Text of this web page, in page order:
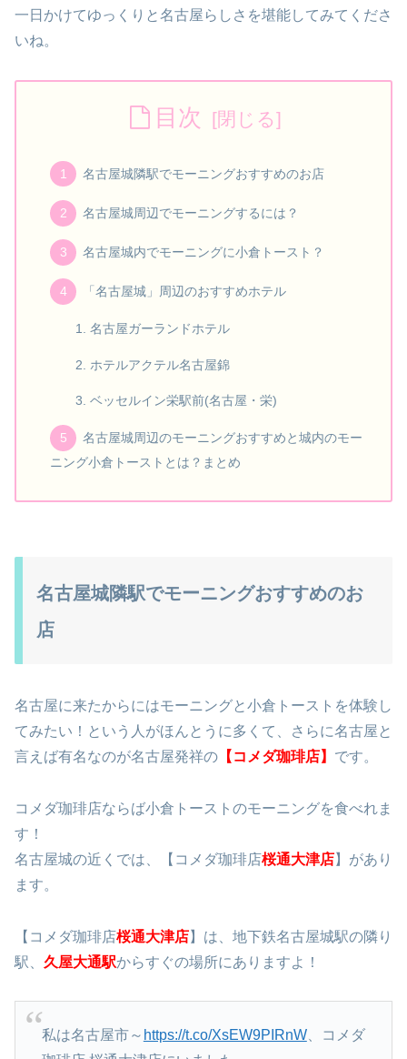
一日かけてゆっくりと名古屋らしさを堪能してみてくださ
いね。
目次
名古屋城隣駅でモーニングおすすめのお店
名古屋城周辺でモーニングするには？
名古屋城内でモーニングに小倉トースト？
「名古屋城」周辺のおすすめホテル
名古屋ガーランドホテル
ホテルアクテル名古屋錦
ベッセルイン栄駅前(名古屋・栄)
名古屋城周辺のモーニングおすすめと城内のモー
ニング小倉トーストとは？まとめ
名古屋城隣駅でモーニングおすすめのお
店
名古屋に来たからにはモーニングと小倉トーストを体験し
てみたい！という人がほんとうに多くて、さらに名古屋と
言えば有名なのが名古屋発祥の 【 コメダ珈琲店】 です。
コメダ珈琲店ならば小倉トーストのモーニングを食べれま
す！
名古屋城の近くでは、【コメダ珈琲店桜通大津店】があり
ます。
【コメダ珈琲店桜通大津店】は、地下鉄名古屋城駅の隣り
駅、 久屋大通駅からすぐの場所にありますよ！
私は名古屋市～ https://t.co/XsEW9PIRnW、コメダ